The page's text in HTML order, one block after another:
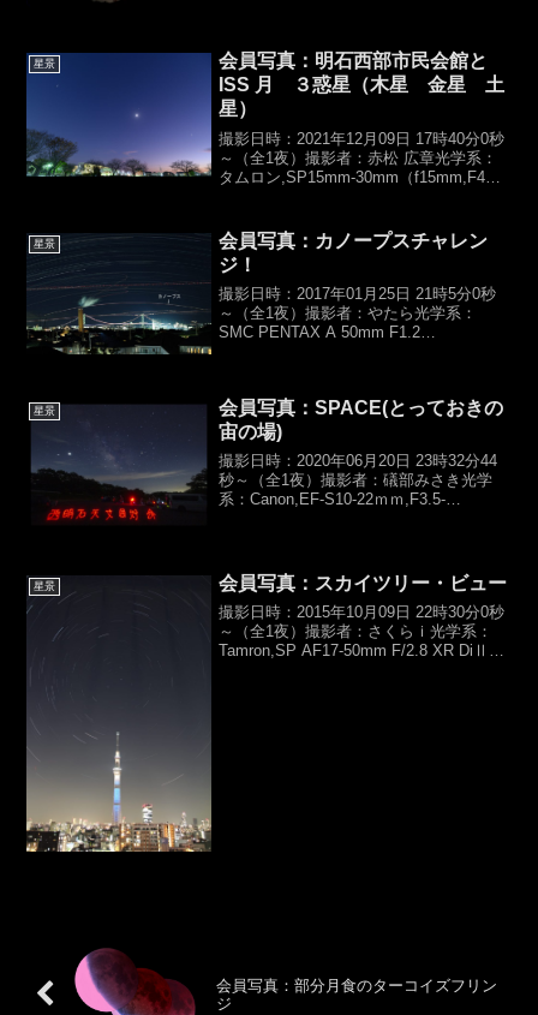
星景
会員写真：明石西部市民会館と
ISS 月 ３惑星（木星 金星 土
星）
撮影日時：2021年12月09日 17時40分0秒
～（全1夜）撮影者：赤松 広章光学系：
タムロン,SP15mm-30mm（f15mm,F4）
三脚,固定撮影地：...
星景
会員写真：カノープスチャレン
ジ！
撮影日時：2017年01月25日 21時5分0秒
～（全1夜）撮影者：やたら光学系：
SMC PENTAX A 50mm F1.2
星景
会員写真：SPACE(とっておきの
宙の場)
撮影日時：2020年06月20日 23時32分44
秒～（全1夜）撮影者：礒部みさき光学
系：Canon,EF-S10-22ｍｍ,F3.5-
星景 会員写真：スカイツリー・ビュー
撮影日時：2015年10月09日 22時30分0秒
～（全1夜）撮影者：さくらｉ光学系：
Tamron,SP AF17-50mm F/2.8 XR DiⅡ
会員写真：部分月食のターコイズフリン
ジ